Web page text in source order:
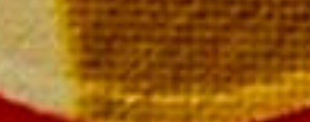
Nous contacter par email